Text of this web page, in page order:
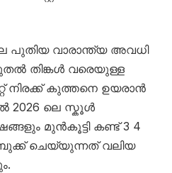
വാരാന്ത്യ അവധി
തിങ്കൾ വരെയുള്ള
നിരക്ക് കുത്തനെ ഉയരാൻ
ലെ സ്കൂൾ
മുൻകൂട്ടി കണ്ട് 3 4
ബുക്ക് ചെയ്യുന്നത് വലിയ